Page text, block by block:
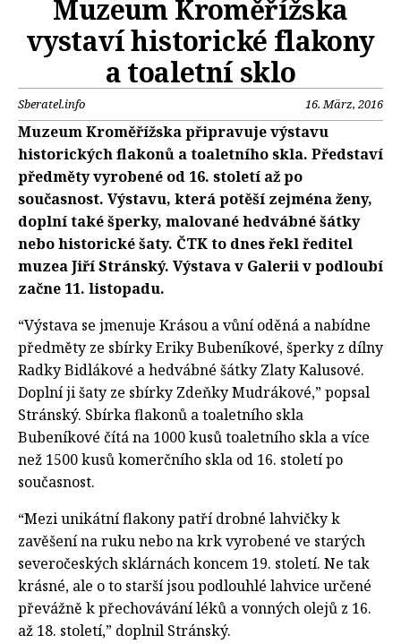
Muzeum Kroměřížska
vystaví historické flakony
a toaletní sklo
Sberatel.info 16. März, 2016
Muzeum Kroměřížska připravuje výstavu
historických flakonů a toaletního skla. Představí
předměty vyrobené od 16. století až po
současnost. Výstavu, která potěší zejména ženy,
doplní také šperky, malované hedvábné šátky
nebo historické šaty. ČTK to dnes řekl ředitel
muzea Jiří Stránský. Výstava v Galerii v podloubí
začne 11. listopadu.
“Výstava se jmenuje Krásou a vůní oděná a nabídne
předměty ze sbírky Eriky Bubeníkové, šperky z dílny
Radky Bidlákové a hedvábné šátky Zlaty Kalusové.
Doplní ji šaty ze sbírky Zdeňky Mudrákové,” popsal
Stránský. Sbírka flakonů a toaletního skla
Bubeníkové čítá na 1000 kusů toaletního skla a více
než 1500 kusů komerčního skla od 16. století po
současnost.
“Mezi unikátní flakony patří drobné lahvičky k
zavěšení na ruku nebo na krk vyrobené ve starých
severočeských sklárnách koncem 19. století. Ne tak
krásné, ale o to starší jsou podlouhlé lahvice určené
převážně k přechovávání léků a vonných olejů z 16.
až 18. století,” doplnil Stránský.